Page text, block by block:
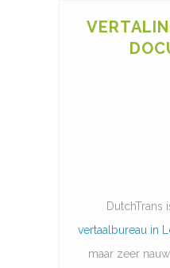
DutchTrans
vertaalbureau in
maar zeer